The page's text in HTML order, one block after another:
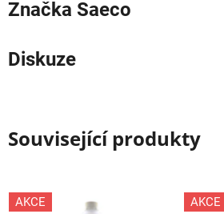
Značka Saeco
Diskuze
Související produkty
AKCE AKCE